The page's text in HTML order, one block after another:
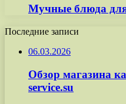
Мучные блюда для
Последние записи
06.03.2026
Обзор магазина
service.su